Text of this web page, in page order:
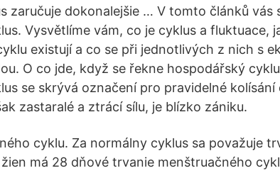
zaručuje dokonalejšie … V tomto článků vás
Vysvětlíme vám, co je cyklus a fluktuace,
existují a co se při jednotlivých z nich s
O co jde, když se řekne hospodářský
se skrývá označení pro pravidelné
zastaralé a ztrácí sílu, je blízko zániku.
cyklu. Za normálny cyklus sa považuje
má 28 dňové trvanie menštruačného